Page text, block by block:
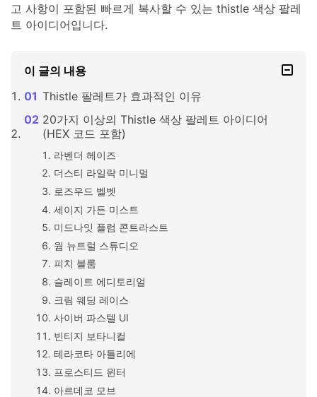
고 사항이 포함된 빠르게 복사할 수 있는 thistle 색상 팔레
트 아이디어입니다.
이 글의 내용
Thistle 팔레트가 효과적인 이유
20가지 이상의 Thistle 색상 팔레트 아이디어
(HEX 코드 포함)
라벤더 헤이즈
더스티 라일락 미니멀
로즈우드 벨벳
세이지 가든 미스트
미드나잇 플럼 콘트라스트
웜 뉴트럴 스튜디오
피치 블룸
슬레이트 에디토리얼
크림 웨딩 레이스
사이버 파스텔 UI
빈티지 보타니컬
테라코타 아틀리에
프로스티드 윈터
아르데코 모브